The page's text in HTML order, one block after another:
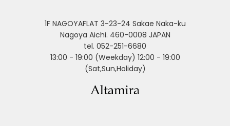
1F NAGOYAFLAT 3-23-24 Sakae Naka-ku
Nagoya Aichi. 460-0008 JAPAN
tel. 052-251-6680
13:00 - 19:00 (Weekday) 12:00 - 19:00
(Sat,Sun,Holiday)